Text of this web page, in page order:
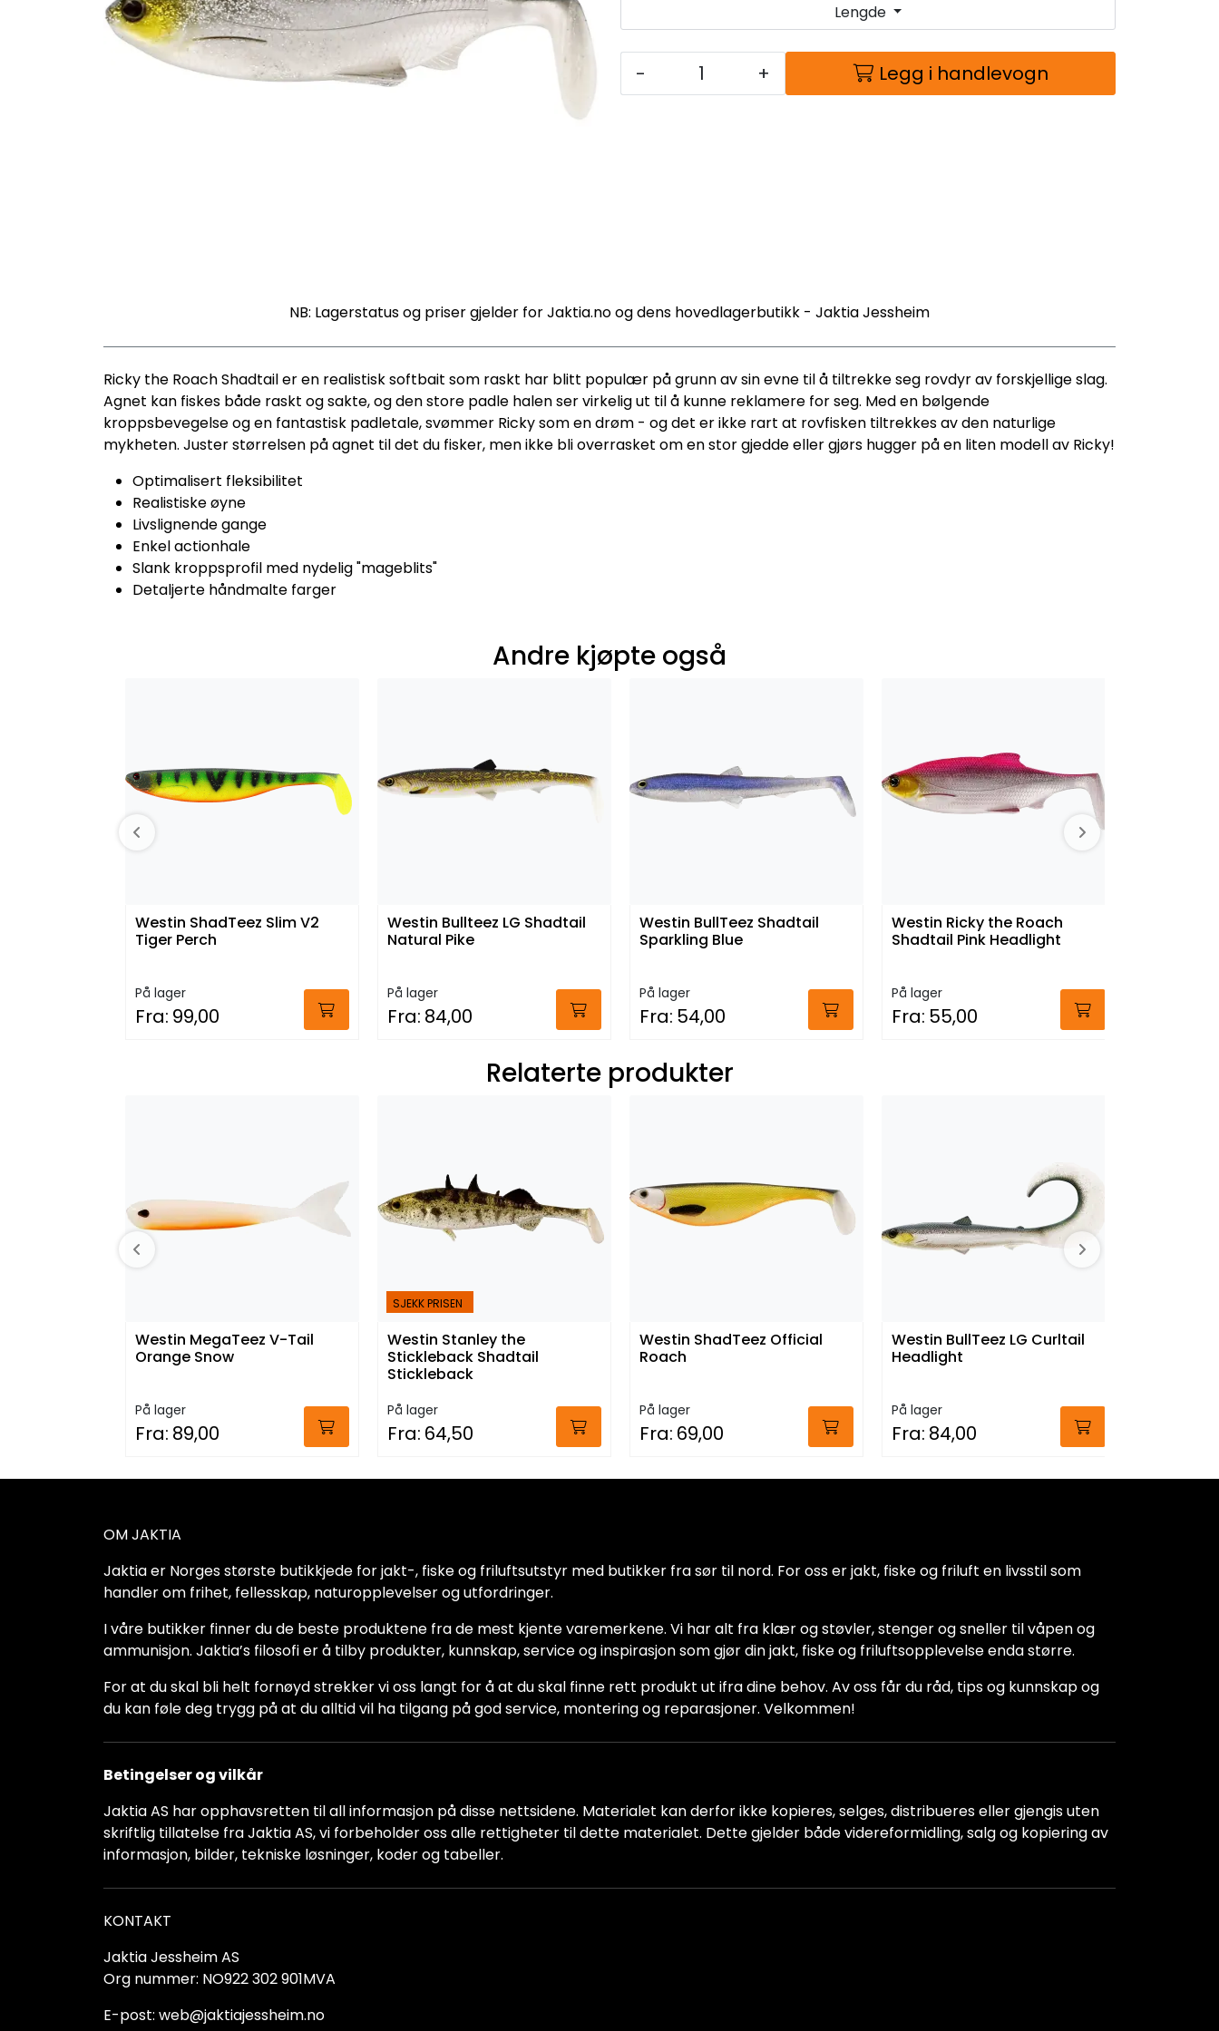
Lengde
- + Legg i handlevogn
NB: Lagerstatus og priser gjelder for Jaktia.no og dens hovedlagerbutikk - Jaktia Jessheim
Ricky the Roach Shadtail er en realistisk softbait som raskt har blitt populær på grunn av sin evne til å tiltrekke seg rovdyr av forskjellige slag.
Agnet kan fiskes både raskt og sakte, og den store padle halen ser virkelig ut til å kunne reklamere for seg. Med en bølgende
kroppsbevegelse og en fantastisk padletale, svømmer Ricky som en drøm - og det er ikke rart at rovfisken tiltrekkes av den naturlige
mykheten. Juster størrelsen på agnet til det du fisker, men ikke bli overrasket om en stor gjedde eller gjørs hugger på en liten modell av Ricky!
Optimalisert fleksibilitet
Realistiske øyne
Livslignende gange
Enkel actionhale
Slank kroppsprofil med nydelig "mageblits"
Detaljerte håndmalte farger
Andre kjøpte også
Westin ShadTeez Slim V2
Tiger Perch
På lager
Fra: 99,00
Westin Bullteez LG Shadtail
Natural Pike
På lager
Fra: 84,00
Westin BullTeez Shadtail
Sparkling Blue
På lager
Fra: 54,00
Westin Ricky the Roach
Shadtail Pink Headlight
På lager
Fra: 55,00
Relaterte produkter
Westin MegaTeez V-Tail
Orange Snow
På lager
Fra: 89,00
SJEKK PRISEN
Westin Stanley the
Stickleback Shadtail
Stickleback
På lager
Fra: 64,50
Westin ShadTeez Official
Roach
På lager
Fra: 69,00
Westin BullTeez LG Curltail
Headlight
På lager
Fra: 84,00
OM JAKTIA
Jaktia er Norges største butikkjede for jakt-, fiske og friluftsutstyr med butikker fra sør til nord. For oss er jakt, fiske og friluft en livsstil som
handler om frihet, fellesskap, naturopplevelser og utfordringer.
I våre butikker finner du de beste produktene fra de mest kjente varemerkene. Vi har alt fra klær og støvler, stenger og sneller til våpen og
ammunisjon. Jaktia’s filosofi er å tilby produkter, kunnskap, service og inspirasjon som gjør din jakt, fiske og friluftsopplevelse enda større.
For at du skal bli helt fornøyd strekker vi oss langt for å at du skal finne rett produkt ut ifra dine behov. Av oss får du råd, tips og kunnskap og
du kan føle deg trygg på at du alltid vil ha tilgang på god service, montering og reparasjoner. Velkommen!
Betingelser og vilkår
Jaktia AS har opphavsretten til all informasjon på disse nettsidene. Materialet kan derfor ikke kopieres, selges, distribueres eller gjengis uten
skriftlig tillatelse fra Jaktia AS, vi forbeholder oss alle rettigheter til dette materialet. Dette gjelder både videreformidling, salg og kopiering av
informasjon, bilder, tekniske løsninger, koder og tabeller.
KONTAKT
Jaktia Jessheim AS
Org nummer: NO922 302 901MVA
E-post: web@jaktiajessheim.no